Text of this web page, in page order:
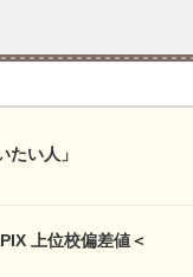
い人」
上位校偏差値＜